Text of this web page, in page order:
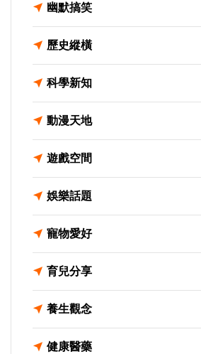
幽默搞笑
歷史縱橫
科學新知
動漫天地
遊戲空間
娛樂話題
寵物愛好
育兒分享
養生觀念
健康醫藥